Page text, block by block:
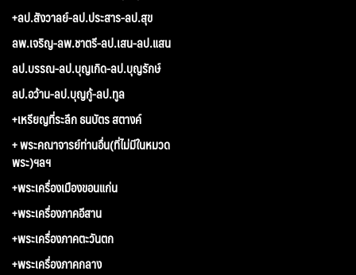
+ลป.สังวาลย์-ลป.ประสาร-ลป.สุข
ลพ.เจริญ-ลพ.ชาตรี-ลป.เสน-ลป.แสน
ลป.บรรณ-ลป.บุญเกิด-ลป.บุญรักษ์
ลป.อว้าน-ลป.บุญกู้-ลป.ทูล
+เหรียญที่ระลึก ธนบัตร สตางค์
+ พระคณาจารย์ท่านอื่น(ที่ไม่มีในหมวด
พระ)ฯลฯ
+พระเครื่องเมืองขอนแก่น
+พระเครื่องภาคอีสาน
+พระเครื่องภาคตะวันตก
+พระเครื่องภาคกลาง